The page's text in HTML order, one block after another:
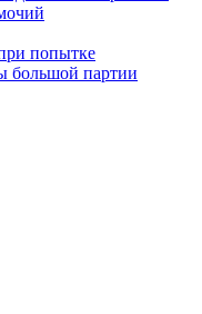
попытке
большой партии